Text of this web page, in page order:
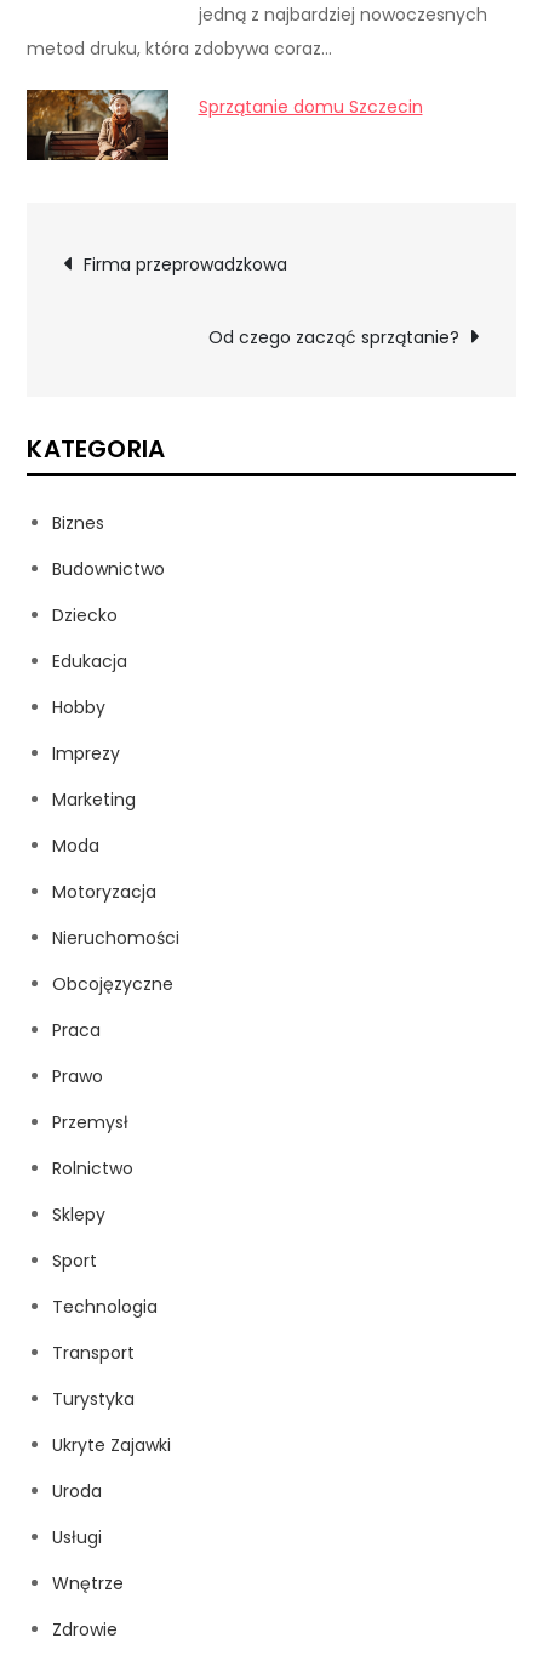
jedną z najbardziej nowoczesnych
metod druku, która zdobywa coraz…
Sprzątanie domu Szczecin
Nawigacja
wpisu
Firma przeprowadzkowa
Od czego zacząć sprzątanie?
KATEGORIA
Biznes
Budownictwo
Dziecko
Edukacja
Hobby
Imprezy
Marketing
Moda
Motoryzacja
Nieruchomości
Obcojęzyczne
Praca
Prawo
Przemysł
Rolnictwo
Sklepy
Sport
Technologia
Transport
Turystyka
Ukryte Zajawki
Uroda
Usługi
Wnętrze
Zdrowie